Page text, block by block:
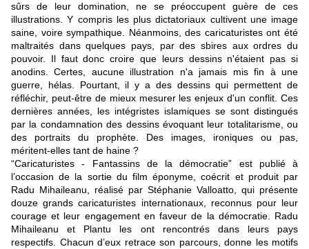
sûrs de leur domination, ne se préoccupent guère de ces
illustrations. Y compris les plus dictatoriaux cultivent une image
saine, voire sympathique. Néanmoins, des caricaturistes ont été
maltraités dans quelques pays, par des sbires aux ordres du
pouvoir. Il faut donc croire que leurs dessins n'étaient pas si
anodins. Certes, aucune illustration n'a jamais mis fin à une
guerre, hélas. Pourtant, il y a des dessins qui permettent de
réfléchir, peut-être de mieux mesurer les enjeux d'un conflit. Ces
dernières années, les intégristes islamiques se sont distingués
par la condamnation des dessins évoquant leur totalitarisme, ou
des portraits du prophète. Des images, ironiques ou pas,
méritent-elles tant de haine ?
“Caricaturistes - Fantassins de la démocratie” est publié à
l’occasion de la sortie du film éponyme, coécrit et produit par
Radu Mihaileanu, réalisé par Stéphanie Valloatto, qui présente
douze grands caricaturistes internationaux, reconnus pour leur
courage et leur engagement en faveur de la démocratie. Radu
Mihaileanu et Plantu les ont rencontrés dans leurs pays
respectifs. Chacun d’eux retrace son parcours, donne les motifs